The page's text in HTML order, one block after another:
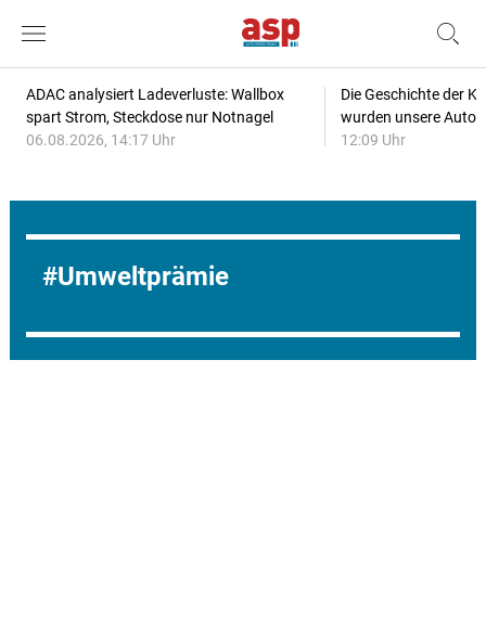
ADAC analysiert Ladeverluste: Wallbox
spart Strom, Steckdose nur Notnagel
06.08.2026, 14:17 Uhr
Die Geschichte der
wurden unsere
12:09 Uhr
Umweltprämie